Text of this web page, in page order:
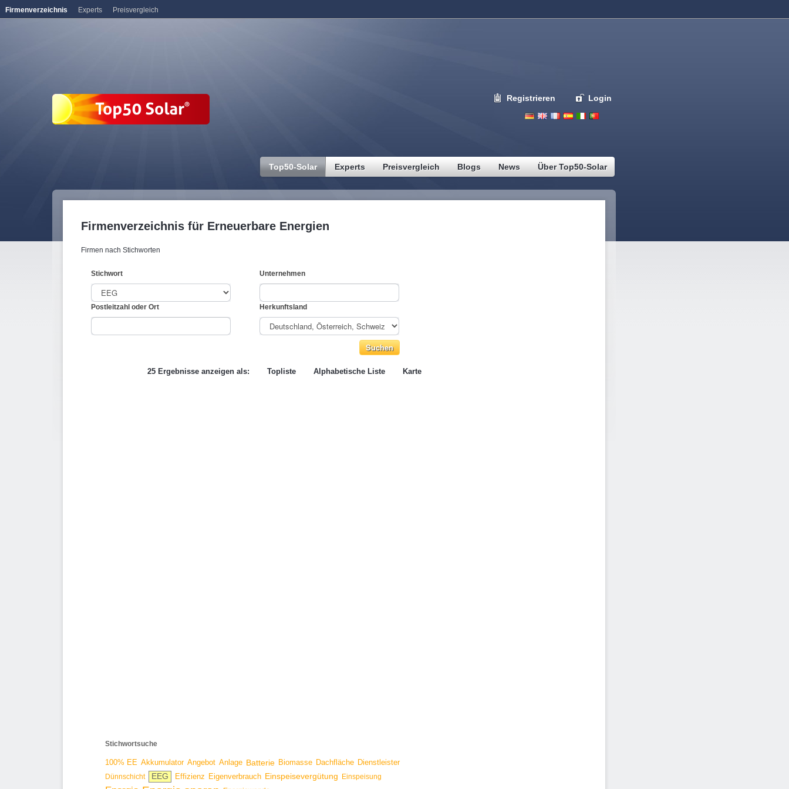
Registrieren Login
Top50-Solar Experts Preisvergleich Blogs News Über Top50-Solar
Firmenverzeichnis für Erneuerbare Energien
Firmen nach Stichworten
Stichwort Unternehmen
Postleitzahl oder Ort Herkunftsland
25 Ergebnisse anzeigen als: Topliste Alphabetische Liste Karte
Stichwortsuche
100% EE Akkumulator Angebot Anlage Batterie Biomasse Dachfläche Dienstleister
Dünnschicht EEG Effizienz Eigenverbrauch Einspeisevergütung Einspeisung
Firmenverzeichnis Experts Preisvergleich